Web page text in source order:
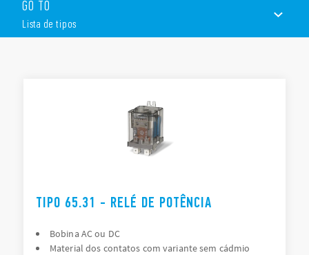
Montagem em circuito impresso ou aleta (Faston 250)
Isolamento de 8 mm, 6 kV (1.2 / 50 μs) entre a bobina e os
contatos
GO TO
Lista de tipos
TIPO 65.31 - RELÉ DE POTÊNCIA
Bobina AC ou DC
Material dos contatos com variante sem cádmio